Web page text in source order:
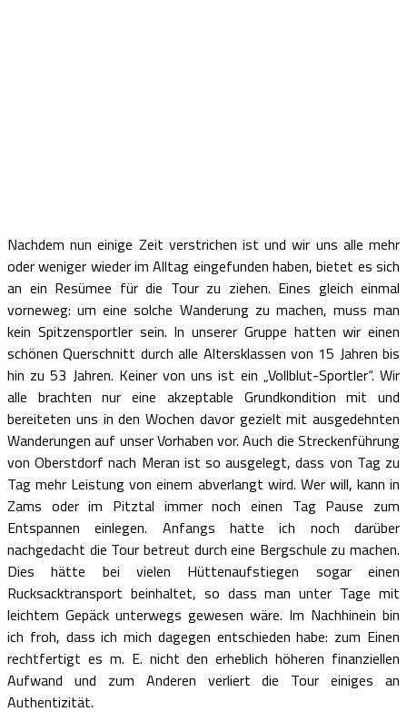
Nachdem nun einige Zeit verstrichen ist und wir uns alle mehr
oder weniger wieder im Alltag eingefunden haben, bietet es sich
an ein Resümee für die Tour zu ziehen. Eines gleich einmal
vorneweg: um eine solche Wanderung zu machen, muss man
kein Spitzensportler sein. In unserer Gruppe hatten wir einen
schönen Querschnitt durch alle Altersklassen von 15 Jahren bis
hin zu 53 Jahren. Keiner von uns ist ein „Vollblut-Sportler“. Wir
alle brachten nur eine akzeptable Grundkondition mit und
bereiteten uns in den Wochen davor gezielt mit ausgedehnten
Wanderungen auf unser Vorhaben vor. Auch die Streckenführung
von Oberstdorf nach Meran ist so ausgelegt, dass von Tag zu
Tag mehr Leistung von einem abverlangt wird. Wer will, kann in
Zams oder im Pitztal immer noch einen Tag Pause zum
Entspannen einlegen. Anfangs hatte ich noch darüber
nachgedacht die Tour betreut durch eine Bergschule zu machen.
Dies hätte bei vielen Hüttenaufstiegen sogar einen
Rucksacktransport beinhaltet, so dass man unter Tage mit
leichtem Gepäck unterwegs gewesen wäre. Im Nachhinein bin
ich froh, dass ich mich dagegen entschieden habe: zum Einen
rechtfertigt es m. E. nicht den erheblich höheren finanziellen
Aufwand und zum Anderen verliert die Tour einiges an
Authentizität.